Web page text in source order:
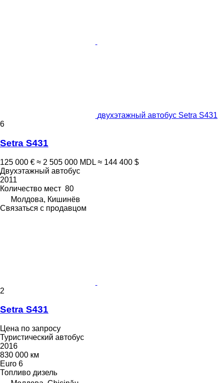
двухэтажный автобус Setra S431
6
Setra S431
125 000 € ≈ 2 505 000 MDL ≈ 144 400 $
Двухэтажный автобус
2011
Количество мест 80
Молдова, Кишинёв
Связаться с продавцом
2
Setra S431
Цена по запросу
Туристический автобус
2016
830 000 км
Euro 6
Топливо дизель